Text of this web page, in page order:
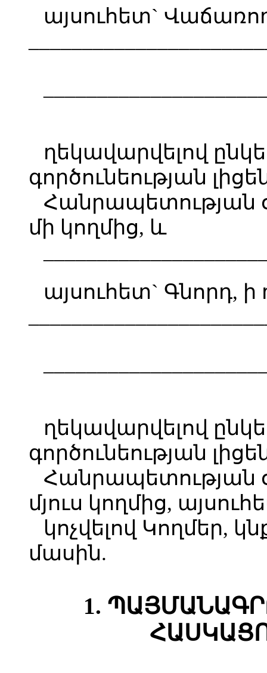
այսուհետ`
ղեկավարվելով
գործունեության
Հանրապետության
մի կողմից, և
այսուհետ` Գնորդ, ի
ղեկավարվելով
գործունեության
Հանրապետության
մյուս կողմից,
կոչվելով Կողմեր,
մասին.
1.